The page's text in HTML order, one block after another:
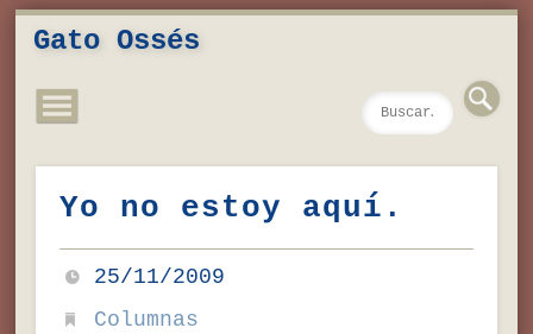
Gato Ossés
Yo no estoy aquí.
25/11/2009
Columnas